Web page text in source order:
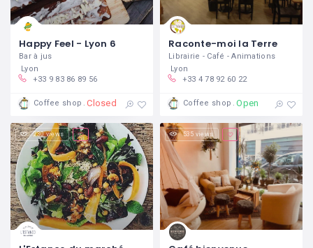
Happy Feel - Lyon 6
Bar à jus
Lyon
+33 9 83 86 89 56
Coffee shop Closed
Raconte-moi la Terre
Librairie - Café - Animations
Lyon
+33 4 78 92 60 22
Coffee shop Open
230 views 535 views